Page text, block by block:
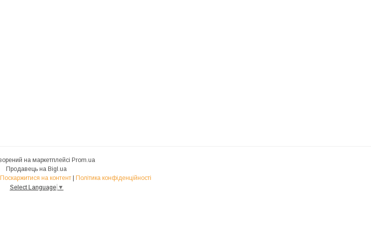
на маркетплейсі Prom.ua
Продавець на Bigl.ua
Поскаржитися на контент | Політика конфіденційності
Select Language ▼